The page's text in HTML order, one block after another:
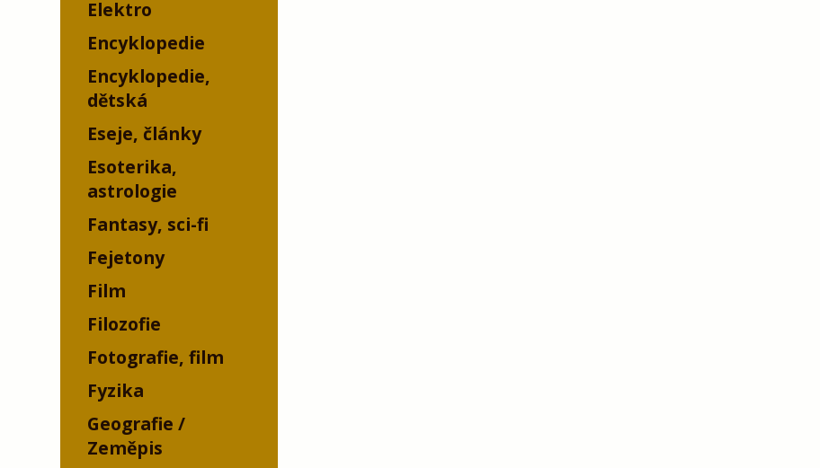
Elektro
Encyklopedie
Encyklopedie,
dětská
Eseje, články
Esoterika,
astrologie
Fantasy, sci-fi
Fejetony
Film
Filozofie
Fotografie, film
Fyzika
Geografie /
Zeměpis